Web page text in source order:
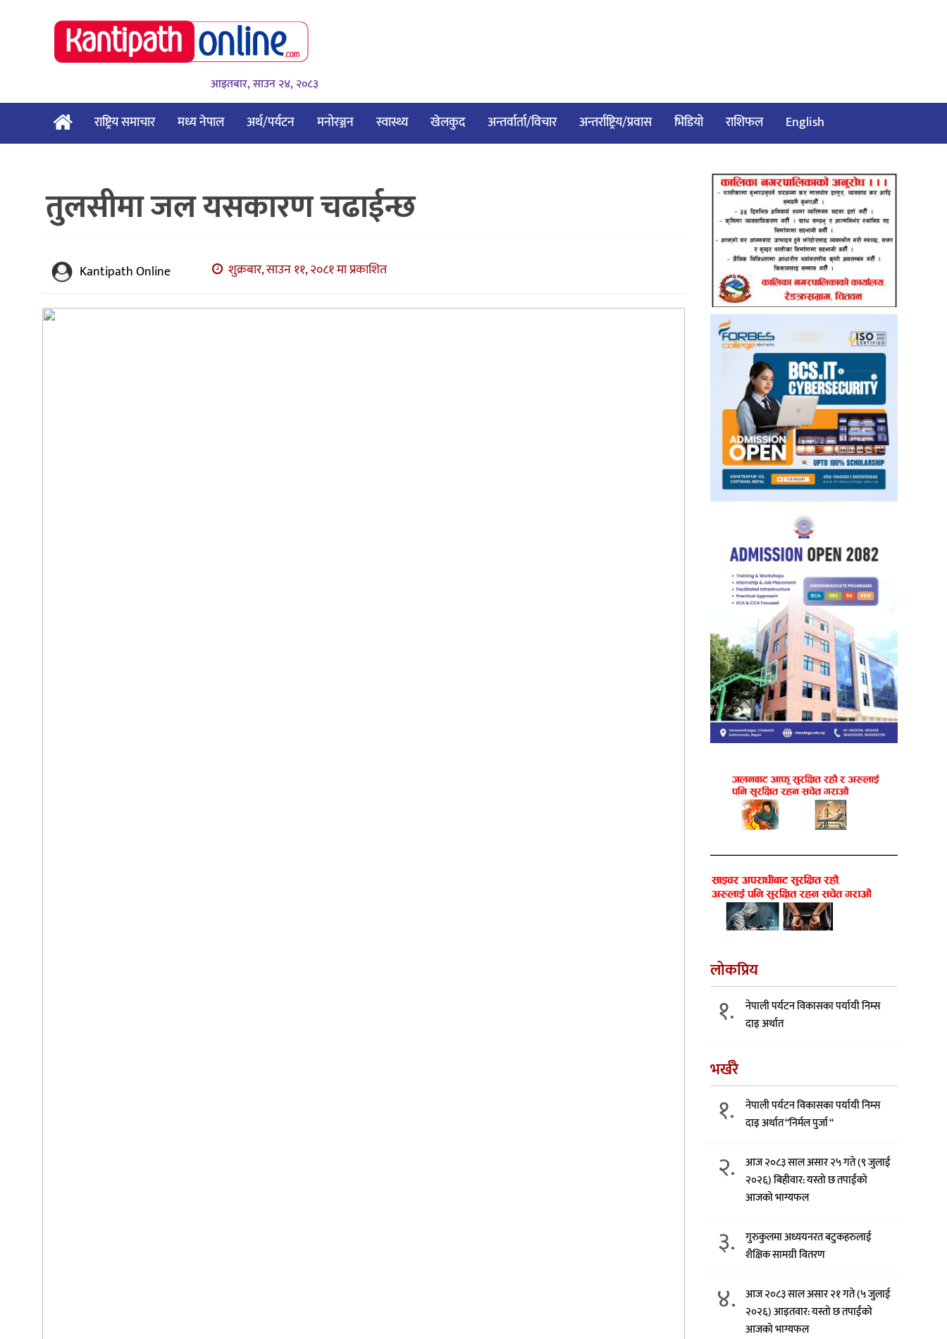
आइतबार, साउन २४, २०८३
राष्ट्रिय समाचार मध्य नेपाल अर्थ/पर्यटन मनोरञ्जन स्वास्थ्य खेलकुद अन्तर्वार्ता/विचार अन्तर्राष्ट्रिय/प्रवास भिडियो राशिफल English
तुलसीमा जल यसकारण चढाईन्छ
Kantipath Online शुक्रबार, साउन ११, २०८१ मा प्रकाशित
लोकप्रिय
१.
नेपाली पर्यटन विकासका पर्यायी निम्स
दाइ अर्थात
भर्खरै
१.
नेपाली पर्यटन विकासका पर्यायी निम्स
दाइ अर्थात “निर्मल पुर्जा “
२.
आज २०८३ साल असार २५ गते (९ जुलाई
२०२६) बिहीवार: यस्तो छ तपाईंको
आजको भाग्यफल
३.
गुरुकुलमा अध्ययनरत बटुकहरुलाई
शैक्षिक सामग्री वितरण
४.
आज २०८३ साल असार २१ गते (५ जुलाई
२०२६) आइतवार: यस्तो छ तपाईंको
आजको भाग्यफल